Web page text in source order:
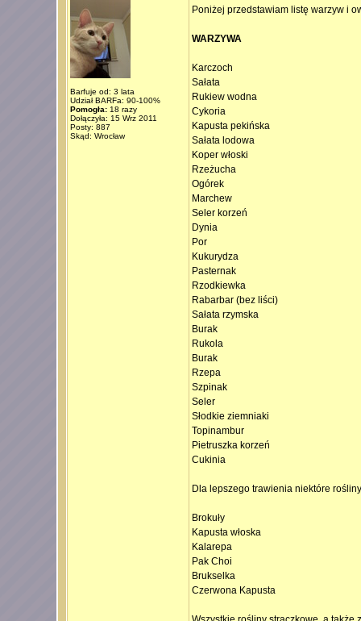
Barfuje od: 3 lata
Udział BARFa: 90-100%
Pomogła:18 razy
Dołączyła: 15 Wrz 2011
Posty: 887
Skąd: Wrocław
Poniżej przedstawiam listę warzyw i
WARZYWA
Karczoch
Sałata
Rukiew wodna
Cykoria
Kapusta pekińska
Sałata lodowa
Koper włoski
Rzeżucha
Ogórek
Marchew
Seler korzeń
Dynia
Por
Kukurydza
Pasternak
Rzodkiewka
Rabarbar (bez liści)
Sałata rzymska
Burak
Rukola
Burak
Rzepa
Szpinak
Seler
Słodkie ziemniaki
Topinambur
Pietruszka korzeń
Cukinia
Dla lepszego trawienia niektóre
Brokuły
Kapusta włoska
Kalarepa
Pak Choi
Brukselka
Czerwona Kapusta